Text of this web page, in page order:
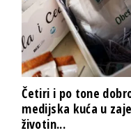
Četiri i po tone
medijska kuća u
životin...